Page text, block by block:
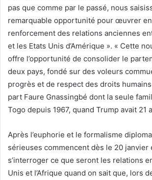
pas que comme par le passé, nous
remarquable opportunité pour œuvrer
renforcement des relations anciennes
et les Etats Unis d’Amérique ». « Cette
offre l’opportunité de consolider le
deux pays, fondé sur des voleurs
progrès et de respect des droits
part Faure Gnassingbé dont la seule
Togo depuis 1967, quand Trump avait 21
Après l’euphorie et le formalisme
sérieuses commencent dès le 20 janvier
s’interroger ce que seront les relations
Unis et l’Afrique quand on sait que, lors